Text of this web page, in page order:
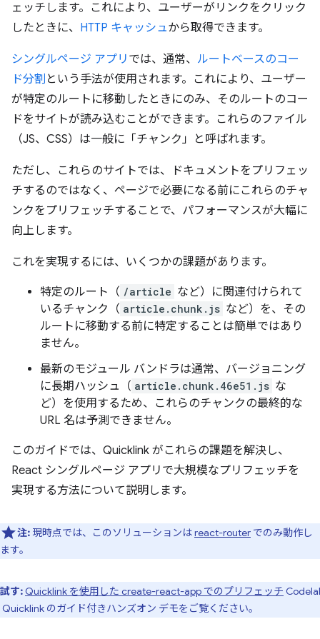
ェッチします。これにより、ユーザーがリンクをクリック
したときに、 HTTP キャッシュから取得できます。
シングルページ アプリ では、通常、 ルートベースのコー
ド分割 という手法が使用されます。これにより、ユーザー
が特定のルートに移動したときにのみ、そのルートのコー
ドをサイトが読み込むことができます。これらのファイル
（JS、CSS）は一般に「チャンク」と呼ばれます。
ただし、これらのサイトでは、ドキュメントをプリフェッ
チするのではなく、ページで必要になる前にこれらのチャ
ンクをプリフェッチすることで、パフォーマンスが大幅に
向上します。
これを実現するには、いくつかの課題があります。
特定のルート（ /article など）に関連付けられて
いるチャンク（ article.chunk.js など）を、その
ルートに移動する前に特定することは簡単ではあり
ません。
最新のモジュール バンドラは通常、バージョニング
に長期ハッシュ（ article.chunk.46e51.js な
ど）を使用するため、これらのチャンクの最終的な
URL 名は予測できません。
このガイドでは、Quicklink がこれらの課題を解決し、
React シングルページ アプリで大規模なプリフェッチを
実現する方法について説明します。
注: 現時点では、このソリューションはreact-router でのみ動作し
ます。
試す:Quicklink を使用した create-react-app でのプリフェッチ
Quicklink のガイド付きハンズオン デモをご覧ください。